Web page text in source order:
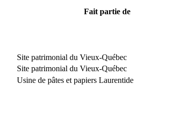
Fait partie de
Site patrimonial du Vieux-Québec
Site patrimonial du Vieux-Québec
Usine de pâtes et papiers Laurentide